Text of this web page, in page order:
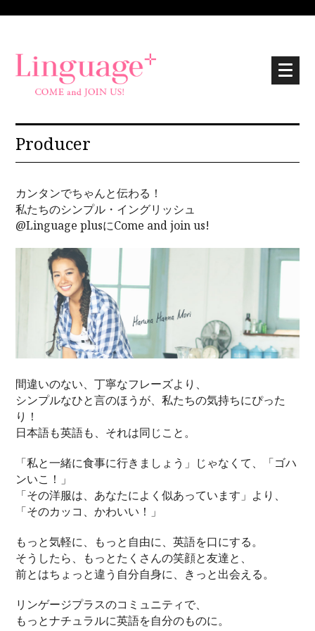
Producer
カンタンでちゃんと伝わる！
私たちのシンプル・イングリッシュ
@Linguage plusにCome and join us!
間違いのない、丁寧なフレーズより、
シンプルなひと言のほうが、私たちの気持ちにぴった
り！
日本語も英語も、それは同じこと。
「私と一緒に食事に行きましょう」じゃなくて、「ゴハ
ンいこ！」
「その洋服は、あなたによく似あっています」より、
「そのカッコ、かわいい！」
もっと気軽に、もっと自由に、英語を口にする。
そうしたら、もっとたくさんの笑顔と友達と、
前とはちょっと違う自分自身に、きっと出会える。
リンゲージプラスのコミュニティで、
もっとナチュラルに英語を自分のものに。